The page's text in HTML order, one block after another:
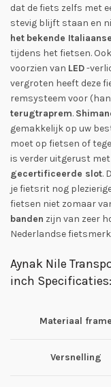
dat de fiets zelfs met
stevig blijft staan en
het bekende
tijdens het fietsen.
voorzien van LED-
vergroten heeft deze
remsysteem voor
terugtraprem.
gemakkelijk op uw
moet op fietsen of
is verder uitgerust
gecertificeerde slot.
je fietsrit nog
fietsen niet zomaar
banden zijn van zeer
Nederlandse
Aynak Nile
inch Specificaties:
Materiaal frame
Versnelling